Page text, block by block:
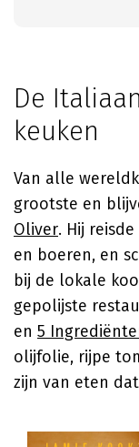
De
keuken
Van alle
grootste en
Oliver. Hij
en boeren, en
bij de lokale
gepolijste
en 5
olijfolie, rijpe
zijn van eten